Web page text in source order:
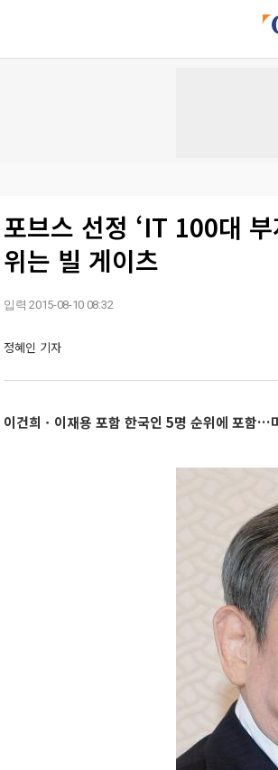
포브스 선정 ‘IT 100대
위는 빌 게이츠
입력 2015-08-10 08:32
정혜인 기자
이건희ㆍ이재용 포함 한국인 5명 순위에 포함…